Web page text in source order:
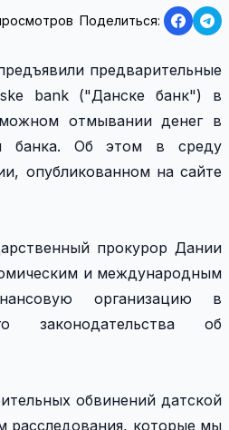
Поделиться:
предварительные
bank ("Данске банк") в
отмывании денег в
банка. Об этом в среду
опубликованном на сайте
прокурор Дании
и международным
организацию в
законодательства об
обвинений датской
расследования, которые мы